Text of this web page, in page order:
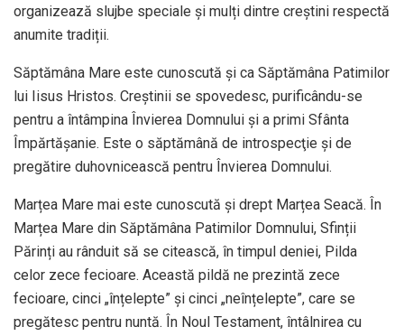
organizează slujbe speciale și mulți dintre creștini respectă
anumite tradiții.
Săptămâna Mare este cunoscută și ca Săptămâna Patimilor
lui Iisus Hristos. Creştinii se spovedesc, purificându-se
pentru a întâmpina Învierea Domnului şi a primi Sfânta
Împărtăşanie. Este o săptămână de introspecţie și de
pregătire duhovnicească pentru Învierea Domnului.
Marțea Mare mai este cunoscută și drept Marțea Seacă. În
Marțea Mare din Săptămâna Patimilor Domnului, Sfinții
Părinți au rânduit să se citească, în timpul deniei, Pilda
celor zece fecioare. Această pildă ne prezintă zece
fecioare, cinci „înțelepte” și cinci „neînțelepte”, care se
pregătesc pentru nuntă. În Noul Testament, întâlnirea cu